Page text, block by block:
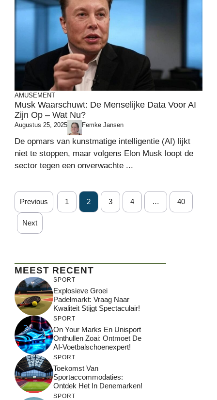
AMUSEMENT
Musk Waarschuwt: De Menselijke Data Voor AI
Zijn Op – Wat Nu?
Augustus 25, 2025 Femke Jansen
De opmars van kunstmatige intelligentie (AI) lijkt
niet te stoppen, maar volgens Elon Musk loopt de
sector tegen een onverwachte ...
Previous 1 2 3 4 … 40
Next
MEEST RECENT
SPORT
Explosieve Groei
Padelmarkt: Vraag Naar
Kwaliteit Stijgt Spectaculair!
SPORT
On Your Marks En Unisport
Onthullen Zoai: Ontmoet De
AI-Voetbalschoenexpert!
SPORT
Toekomst Van
Sportaccommodaties:
Ontdek Het In Denemarken!
SPORT